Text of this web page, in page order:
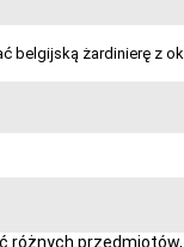
żardinierę z